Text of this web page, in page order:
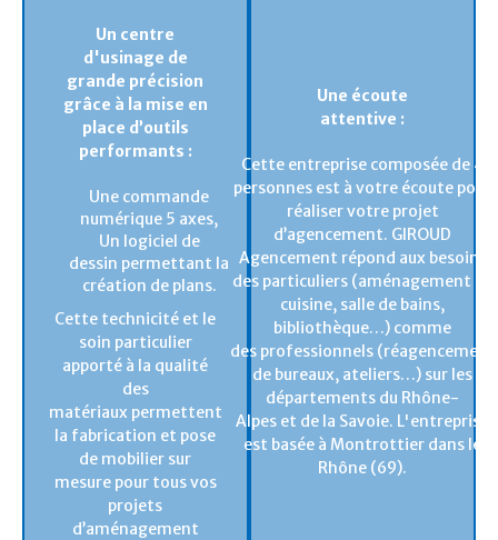
Un centre
d'usinage de
grande précision
grâce à la mise en
place d’outils
performants :
Une commande
numérique 5 axes,
Un logiciel de
dessin permettant la
création de plans.
Cette technicité et le
soin particulier
apporté à la qualité
des
matériaux permettent
la fabrication et pose
de mobilier sur
mesure pour tous vos
projets
d’aménagement
Une écoute
attentive :
Cette entreprise composée de 4
personnes est à votre écoute pour
réaliser votre projet
d’agencement. GIROUD
Agencement répond aux besoins
des particuliers (aménagement de
cuisine, salle de bains,
bibliothèque…) comme
des professionnels (réagencement
de bureaux, ateliers…) sur les
départements du Rhône-
Alpes et de la Savoie. L'entreprise
est basée à Montrottier dans le
Rhône (69).